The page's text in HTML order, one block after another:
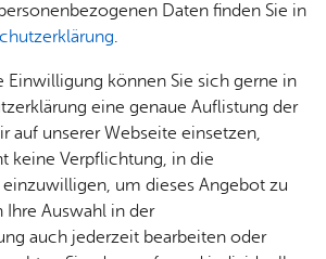
Jobs
Stel­
len­an­
ge­bo­te
Aus­bil­
dung &
Stu­di­
Bauen
& Um­
welt
Geo­
da­ten
Ge­
sund­
heit &
kum
für Men­
Be­hin­de­run­gen
ist es, Menschen mit
individuelle Lebensführung und die
Daten finden Sie in
.
Einwilligung können Sie sich gerne in
eine genaue Auflistung der
auf unserer Webseite einsetzen,
keine Verpflichtung, in die
um dieses Angebot zu
Ihre Auswahl in der
auch jederzeit bearbeiten oder